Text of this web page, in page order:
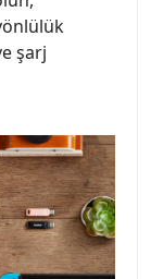
şarj